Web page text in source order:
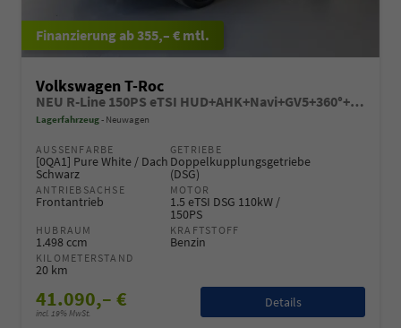
ab 355,– € mtl.
Volkswagen T-Roc
NEU R-Line 150PS eTSI HUD+AHK+Navi+GV5+360°+IQ.Light+Parklenk+eHeck+BlackStyle
Lagerfahrzeug Neuwagen
AUSSENFARBE
[0QA1] Pure White / Dach
Schwarz
GETRIEBE
Doppelkupplungsgetriebe
(DSG)
ANTRIEBSACHSE
Frontantrieb
MOTOR
1.5 eTSI DSG 110kW /
150PS
HUBRAUM
1.498 ccm
KRAFTSTOFF
Benzin
KILOMETERSTAND
20 km
41.090,– €
incl. 19% MwSt.
Details